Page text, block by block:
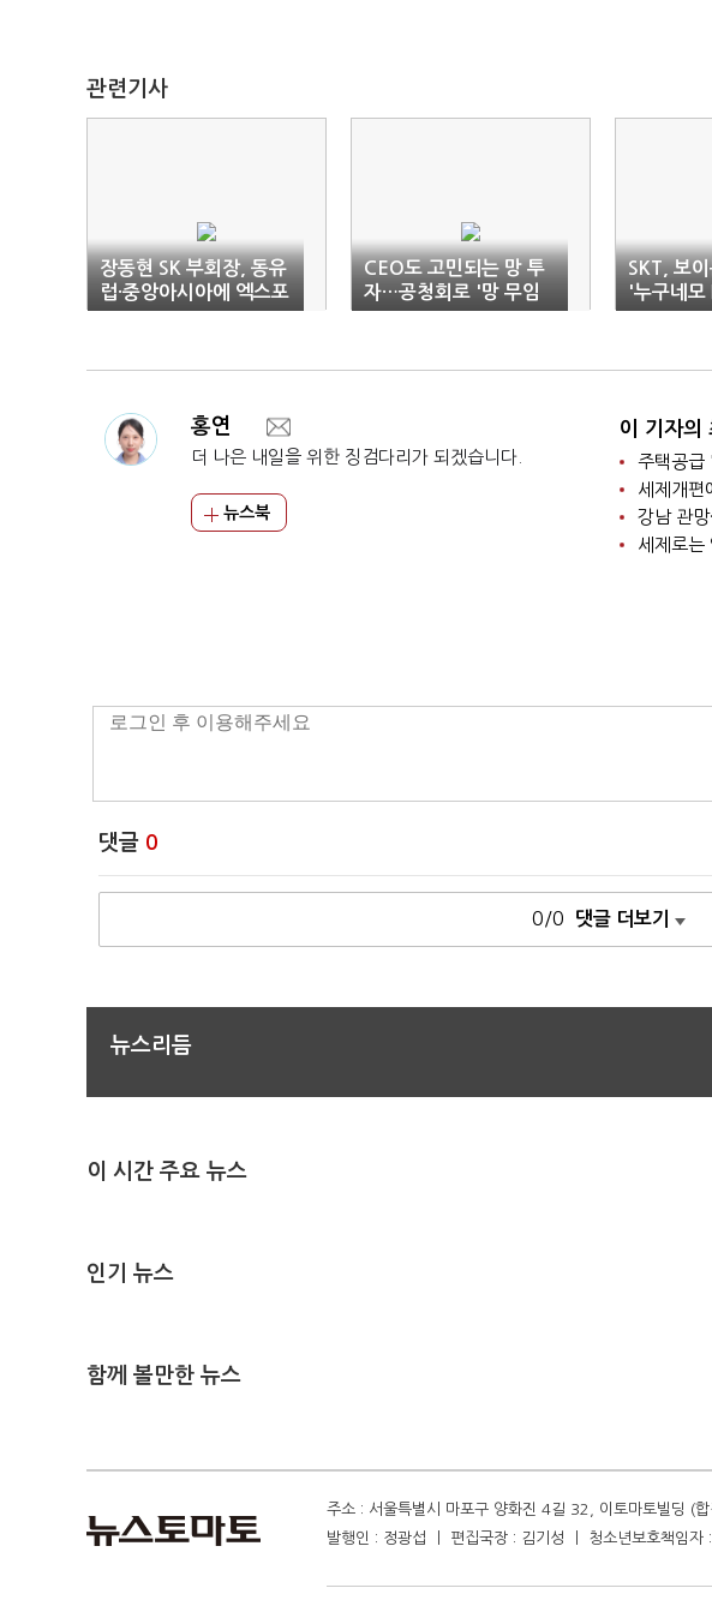
관련기사
장동현 SK 부회장, 동유
럽·중앙아시아에 엑스포
유치 설득
CEO도 고민되는 망 투
자…공청회로 '망 무임
승차'법 논의 물꼬 틀까
SKT, 보
'누구네
홍연
더 나은 내일을 위한 징검다리가 되겠습니다.
뉴스북
이 기자의
주택공급
세제개편
강남 관
세제로
댓글 0
0/0 댓글 더보기
뉴스리듬
이 시간 주요 뉴스
인기 뉴스
함께 볼만한 뉴스
주소 : 서울특별시 마포구 양화진 4길 32, 이토마토빌딩
발행인 : 정광섭 ㅣ 편집국장 : 김기성 ㅣ 청소년보호책